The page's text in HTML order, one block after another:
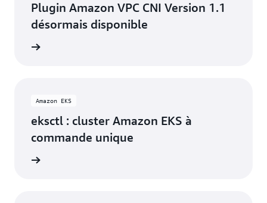
Plugin Amazon VPC CNI Version 1.1
désormais disponible
Amazon EKS
eksctl : cluster Amazon EKS à
commande unique